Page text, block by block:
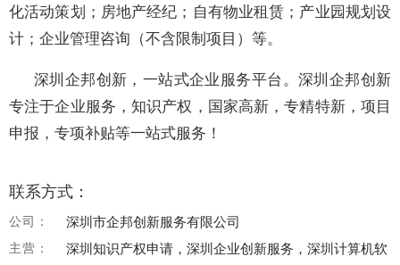
化活动策划；房地产经纪；自有物业租赁；产业园规划设
计；企业管理咨询（不含限制项目）等。
深圳企邦创新，一站式企业服务平台。深圳企邦创新
专注于企业服务，知识产权，国家高新，专精特新，项目
申报，专项补贴等一站式服务！
联系方式：
公司： 深圳市企邦创新服务有限公司
主营：
深圳知识产权申请，深圳企业创新服务，深圳计算机软